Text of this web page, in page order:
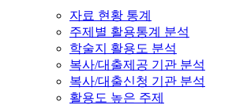
자료 현황 통계
주제별 활용통계 분석
학술지 활용도 분석
복사/대출제공 기관 분석
복사/대출신청 기관 분석
활용도 높은 주제